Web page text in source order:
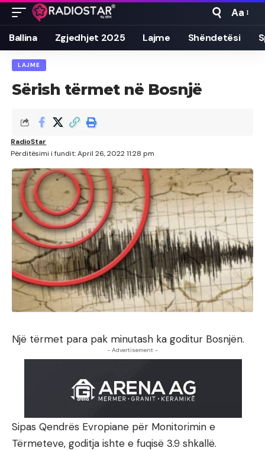
Font
Resizer
Aa
Ballina Zgjedhjet 2025 Lajme Shëndetësi
LAJME
Sërish tërmet në Bosnjë
Përditësimi i fundit: April 26, 2022 11:28 pm
RadioStar
Një tërmet para pak minutash ka goditur Bosnjën.
- Advertisement -
Sipas Qendrës Evropiane për Monitorimin e
Tërmeteve, goditja ishte e fuqisë 3.9 shkallë.